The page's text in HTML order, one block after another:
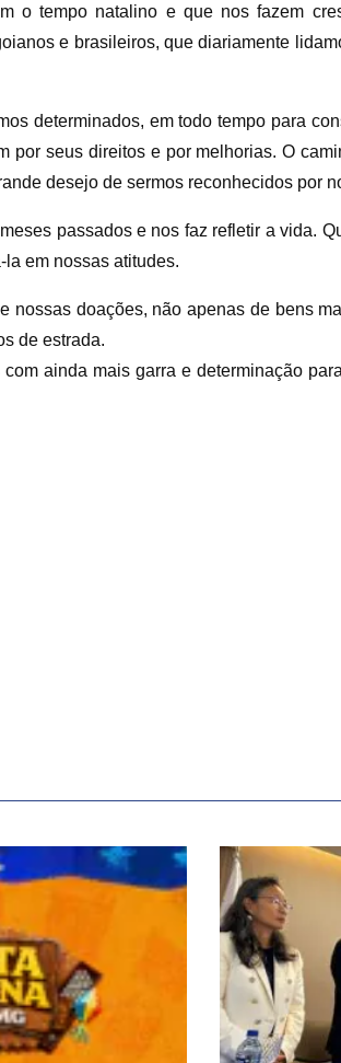
o tempo natalino e que nos fazem
e brasileiros, que diariamente
determinados, em todo tempo para
seus direitos e por melhorias. O
desejo de sermos reconhecidos por
passados e nos faz refletir a vida.
em nossas atitudes.
nossas doações, não apenas de bens
de estrada.
ainda mais garra e determinação